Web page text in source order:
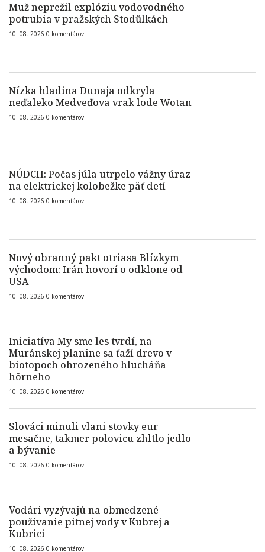
Muž neprežil explóziu vodovodného
potrubia v pražských Stodůlkách
10. 08. 2026 0 komentárov
Nízka hladina Dunaja odkryla
neďaleko Medveďova vrak lode Wotan
10. 08. 2026 0 komentárov
NÚDCH: Počas júla utrpelo vážny úraz
na elektrickej kolobežke päť detí
10. 08. 2026 0 komentárov
Nový obranný pakt otriasa Blízkym
východom: Irán hovorí o odklone od
USA
10. 08. 2026 0 komentárov
Iniciatíva My sme les tvrdí, na
Muránskej planine sa ťaží drevo v
biotopoch ohrozeného hlucháňa
hôrneho
10. 08. 2026 0 komentárov
Slováci minuli vlani stovky eur
mesačne, takmer polovicu zhltlo jedlo
a bývanie
10. 08. 2026 0 komentárov
Vodári vyzývajú na obmedzené
používanie pitnej vody v Kubrej a
Kubrici
10. 08. 2026 0 komentárov